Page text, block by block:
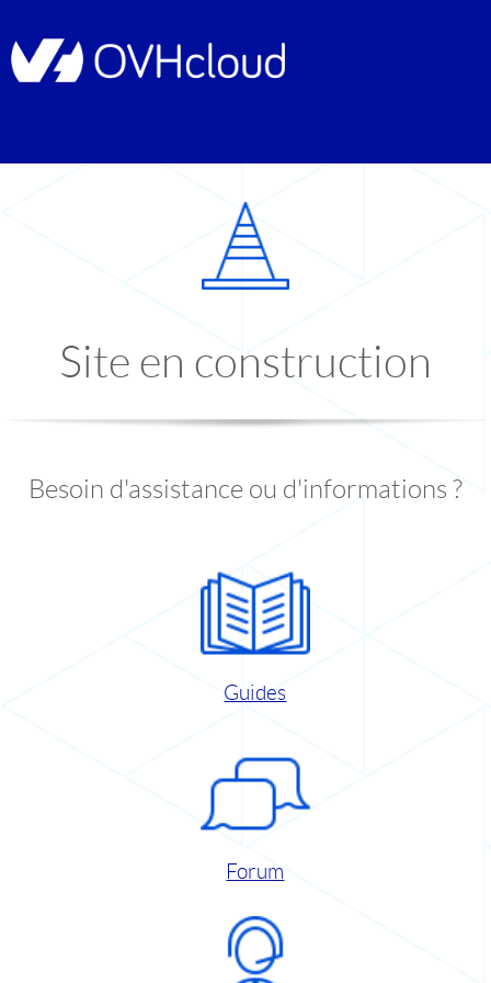
Site en construction
Besoin d'assistance ou d'informations ?
Guides
Forum